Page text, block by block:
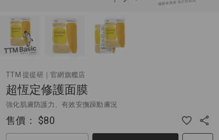
TTM 提提研｜官網旗艦店
超恆定修護面膜
強化肌膚防護力、有效安撫躁動膚況
售價： $80